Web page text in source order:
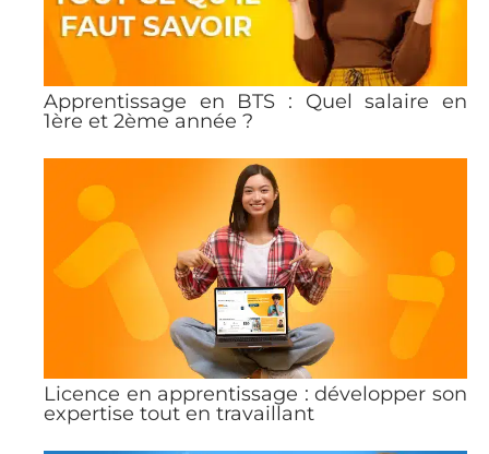
Apprentissage en BTS : Quel salaire en
1ère et 2ème année ?
Licence en apprentissage : développer son
expertise tout en travaillant